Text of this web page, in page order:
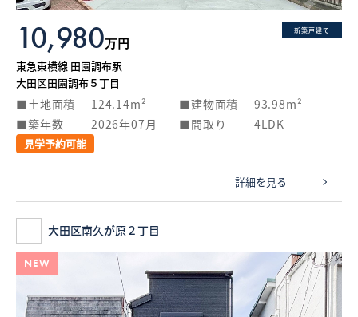
新築戸建て
10,980万円
東急東横線 田園調布駅
大田区田園調布５丁目
土地面積 124.14m² 建物面積
93.98m²
築年数
2026年07月 間取り 4LDK
見学予約可能
詳細を見る
大田区南久が原２丁目
NEW